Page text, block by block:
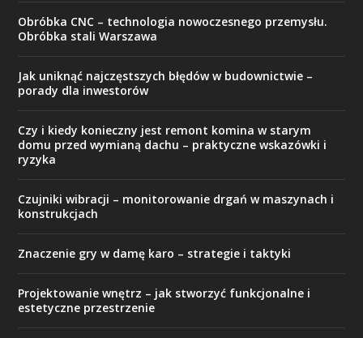
Obróbka CNC – technologia nowoczesnego przemysłu.
Obróbka stali Warszawa
Jak uniknąć najczęstszych błędów w budownictwie –
porady dla inwestorów
Czy i kiedy konieczny jest remont komina w starym
domu przed wymianą dachu – praktyczne wskazówki i
ryzyka
Czujniki wibracji – monitorowanie drgań w maszynach i
konstrukcjach
Znaczenie gry w damę karo – strategie i taktyki
Projektowanie wnętrz – jak stworzyć funkcjonalne i
estetyczne przestrzenie